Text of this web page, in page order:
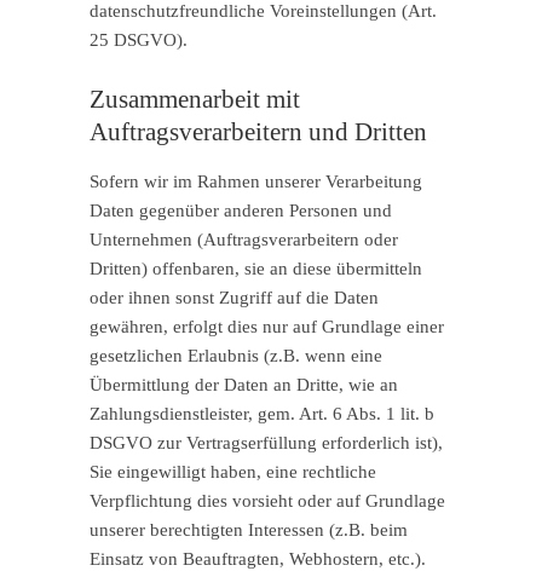
datenschutzfreundliche Voreinstellungen (Art.
25 DSGVO).
Zusammenarbeit mit
Auftragsverarbeitern und Dritten
Sofern wir im Rahmen unserer Verarbeitung
Daten gegenüber anderen Personen und
Unternehmen (Auftragsverarbeitern oder
Dritten) offenbaren, sie an diese übermitteln
oder ihnen sonst Zugriff auf die Daten
gewähren, erfolgt dies nur auf Grundlage einer
gesetzlichen Erlaubnis (z.B. wenn eine
Übermittlung der Daten an Dritte, wie an
Zahlungsdienstleister, gem. Art. 6 Abs. 1 lit. b
DSGVO zur Vertragserfüllung erforderlich ist),
Sie eingewilligt haben, eine rechtliche
Verpflichtung dies vorsieht oder auf Grundlage
unserer berechtigten Interessen (z.B. beim
Einsatz von Beauftragten, Webhostern, etc.).